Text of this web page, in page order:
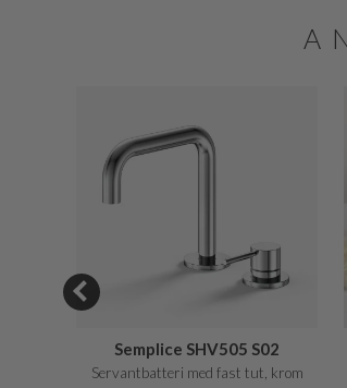
Semplice SHV505 S02
Servantbatteri med fast tut, krom